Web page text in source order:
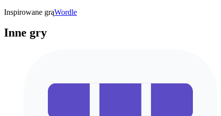
Inspirowane grąWordle
Inne gry